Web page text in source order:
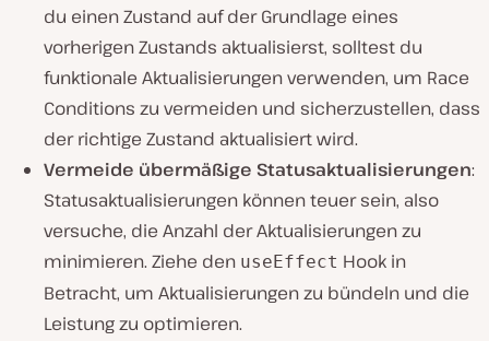
du einen Zustand auf der Grundlage eines
vorherigen Zustands aktualisierst, solltest du
funktionale Aktualisierungen verwenden, um Race
Conditions zu vermeiden und sicherzustellen, dass
der richtige Zustand aktualisiert wird.
Vermeide übermäßige Statusaktualisierungen:
Statusaktualisierungen können teuer sein, also
versuche, die Anzahl der Aktualisierungen zu
minimieren. Ziehe den useEffect Hook in
Betracht, um Aktualisierungen zu bündeln und die
Leistung zu optimieren.